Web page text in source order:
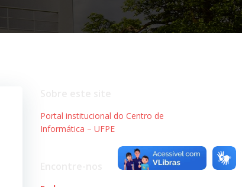
Portal institucional do Centro de
Informática – UFPE